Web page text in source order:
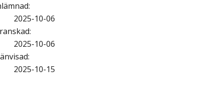
:
2025-10-06
:
2025-10-06
:
2025-10-15